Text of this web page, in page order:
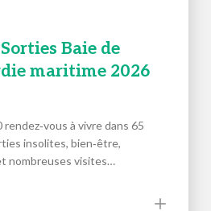
Baie de
maritime 2026
à vivre dans 65
insolites, bien‑être,
nombreuses visites…